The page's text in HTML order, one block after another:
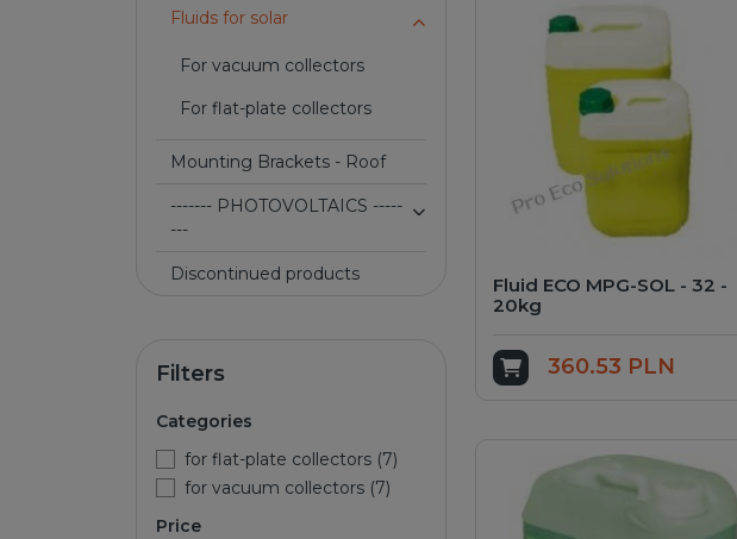
Fluids for solar
for vacuum collectors
for flat-plate collectors
Mounting Brackets - Roof
------- PHOTOVOLTAICS -----
---
Discontinued products
Filters
Categories
for flat-plate collectors (7)
for vacuum collectors (7)
Price
Fluid ECO MPG-SOL - 32 -
20kg
Add to cart
360.53 PLN